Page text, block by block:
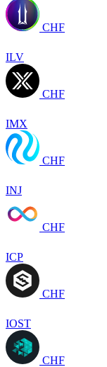
CHF
ILV
CHF
IMX
CHF
INJ
CHF
ICP
CHF
IOST
CHF